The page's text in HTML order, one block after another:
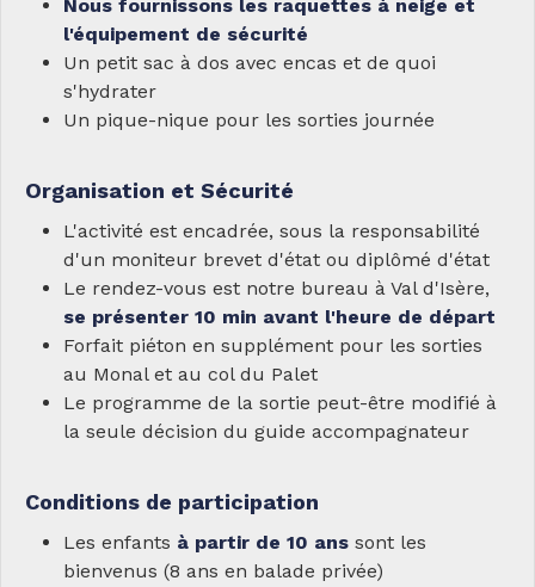
Nous fournissons les raquettes à neige et
l'équipement de sécurité
Un petit sac à dos avec encas et de quoi
s'hydrater
Un pique-nique pour les sorties journée
Organisation et Sécurité
L'activité est encadrée, sous la responsabilité
d'un moniteur brevet d'état ou diplômé d'état
Le rendez-vous est notre bureau à Val d'Isère,
se présenter 10 min avant l'heure de départ
Forfait piéton en supplément pour les sorties
au Monal et au col du Palet
Le programme de la sortie peut-être modifié à
la seule décision du guide accompagnateur
Conditions de participation
Les enfants à partir de 10 ans sont les
bienvenus (8 ans en balade privée)